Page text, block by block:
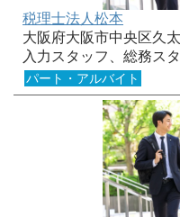
税理士法人松本
大阪府大阪市中央区久
入力スタッフ、総務ス
パート・アルバイト